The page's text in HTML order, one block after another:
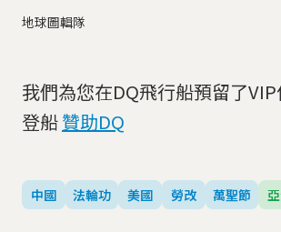
地球圖輯隊
我們為您在DQ飛行船預留了
登船贊助DQ
中國 法輪功 美國 勞改 萬聖節